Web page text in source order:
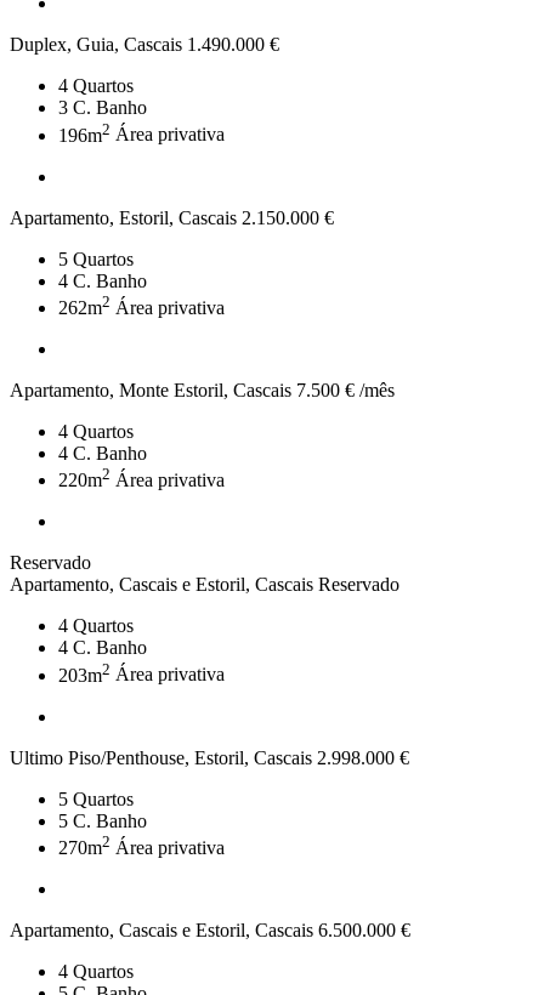
Duplex, Guia, Cascais 1.490.000 €
4 Quartos
3 C. Banho
196m2 Área privativa
Apartamento, Estoril, Cascais 2.150.000 €
5 Quartos
4 C. Banho
262m2 Área privativa
Apartamento, Monte Estoril, Cascais 7.500 € /mês
4 Quartos
4 C. Banho
220m2 Área privativa
Reservado
Apartamento, Cascais e Estoril, Cascais Reservado
4 Quartos
4 C. Banho
203m2 Área privativa
Ultimo Piso/Penthouse, Estoril, Cascais 2.998.000 €
5 Quartos
5 C. Banho
270m2 Área privativa
Apartamento, Cascais e Estoril, Cascais 6.500.000 €
4 Quartos